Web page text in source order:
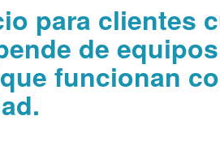
para clientes
de equipos
funcionan